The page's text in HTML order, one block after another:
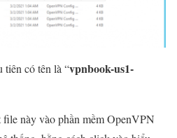
tiên có tên là “vpnbook-us1-
này vào phần mềm OpenVPN